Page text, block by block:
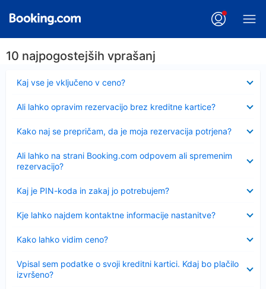
10 najpogostejših vprašanj
Kaj vse je vključeno v ceno?
Ali lahko opravim rezervacijo brez kreditne kartice?
Kako naj se prepričam, da je moja rezervacija potrjena?
Ali lahko na strani Booking.com odpovem ali spremenim
rezervacijo?
Kaj je PIN-koda in zakaj jo potrebujem?
Kje lahko najdem kontaktne informacije nastanitve?
Kako lahko vidim ceno?
Vpisal sem podatke o svoji kreditni kartici. Kdaj bo plačilo
izvršeno?